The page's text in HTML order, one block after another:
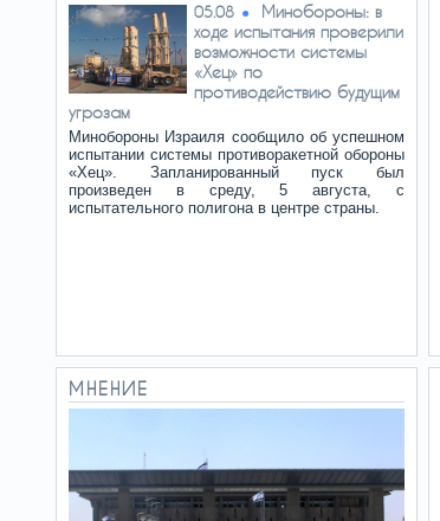
05.08
Минобороны: в
ходе испытания проверили
возможности системы
«Хец» по
противодействию будущим
угрозам
Минобороны Израиля сообщило об успешном
испытании системы противоракетной обороны
«Хец». Запланированный пуск был
произведен в среду, 5 августа, с
испытательного полигона в центре страны.
МНЕНИЕ